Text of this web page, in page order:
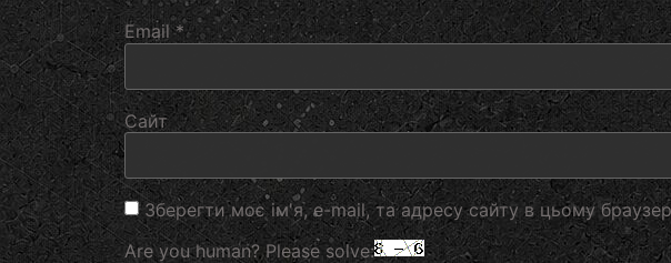
Email*
Сайт
Зберегти моє ім'я, e-mail, та адресу сайту в цьому
Are you human? Please solve: